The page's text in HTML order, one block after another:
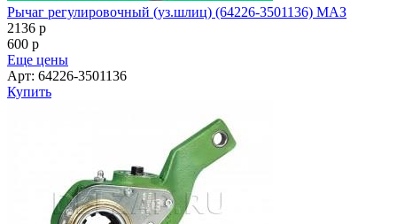
Рычаг регулировочный (уз.шлиц) (64226-3501136) МАЗ
2136 p
600 p
Еще цены
Арт: 64226-3501136
Купить